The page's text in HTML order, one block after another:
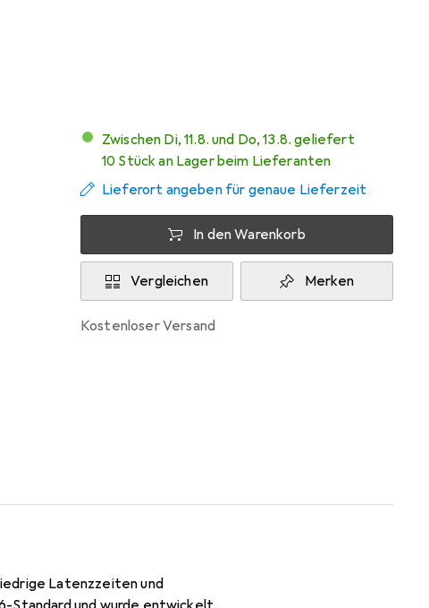
Zwischen Di, 11.8. und Do, 13.8. geliefert
10 Stück an Lager beim Lieferanten
Lieferort angeben für genaue Lieferzeit
In den Warenkorb
Vergleichen Merken
kostenloser Versand
Latenzzeiten und